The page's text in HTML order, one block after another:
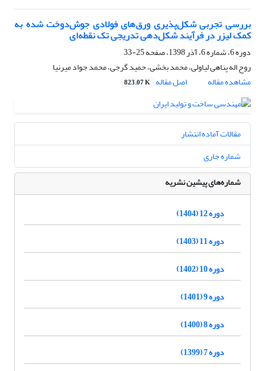
بررسی تجربی شکل‌پذیری ورق‌های فولادی جوش‌دوخت شده به
کمک لیزر در فرآیند شکل‌دهی تدریجی تک نقطه‌ای
دوره 6، شماره 6، آذر 1398، صفحه
25-33
روح اله پناهی لیاولی، محمد بخشی، حمید گرجی، محمد جواد میرنیا
مشاهده مقاله
اصل مقاله 823.07 K
مقالات آماده انتشار
شماره جاری
شماره‌های پیشین نشریه
دوره 12 (1404)
دوره 11 (1403)
دوره 10 (1402)
دوره 9 (1401)
دوره 8 (1400)
دوره 7 (1399)